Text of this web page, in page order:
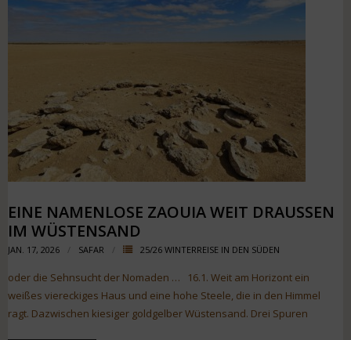
EINE NAMENLOSE ZAOUIA WEIT DRAUSSEN I
M WÜSTENSAND
JAN. 17, 2026 SAFAR 25/26 WINTERREISE IN DEN SÜDEN
oder die Sehnsucht der Nomaden … 16.1. Weit am Horizont ein
weißes viereckiges Haus und eine hohe Steele, die in den Himmel
ragt. Dazwischen kiesiger goldgelber Wüstensand. Drei Spuren